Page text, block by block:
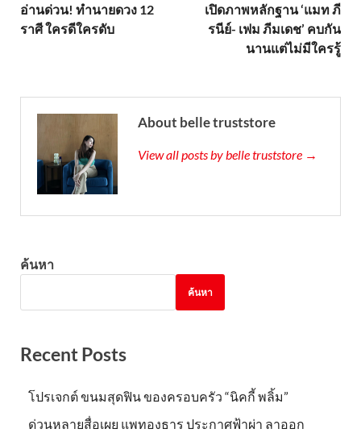
อ่านด่วน! ทำนายดวง 12
ราศี ใครดีใครดับ
เปิดภาพหลักฐาน ‘แมท ภี
รนีย์- เฟม ภีมเดช’ คบกัน
นานแต่ไม่มีใครรู้
About belle truststore
View all posts by belle truststore →
ค้นหา
ค้นหา
Recent Posts
โปรเจกต์ ขนมสุดฟิน ของครอบครัว “นิคกี้ พลิ้ม”
ด่วนหลายสื่อเผย แพทองธาร ประกาศฟ้าผ่า ลาออก